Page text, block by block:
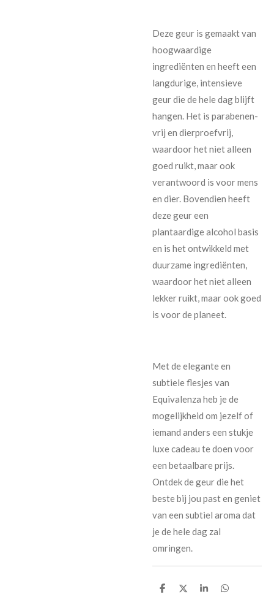
Deze geur is gemaakt van
hoogwaardige
ingrediënten en heeft een
langdurige, intensieve
geur die de hele dag blijft
hangen. Het is parabenen-
vrij en dierproefvrij,
waardoor het niet alleen
goed ruikt, maar ook
verantwoord is voor mens
en dier. Bovendien heeft
deze geur een
plantaardige alcohol basis
en is het ontwikkeld met
duurzame ingrediënten,
waardoor het niet alleen
lekker ruikt, maar ook goed
is voor de planeet.
Met de elegante en
subtiele flesjes van
Equivalenza heb je de
mogelijkheid om jezelf of
iemand anders een stukje
luxe cadeau te doen voor
een betaalbare prijs.
Ontdek de geur die het
beste bij jou past en geniet
van een subtiel aroma dat
je de hele dag zal
omringen.
D
D
S
D